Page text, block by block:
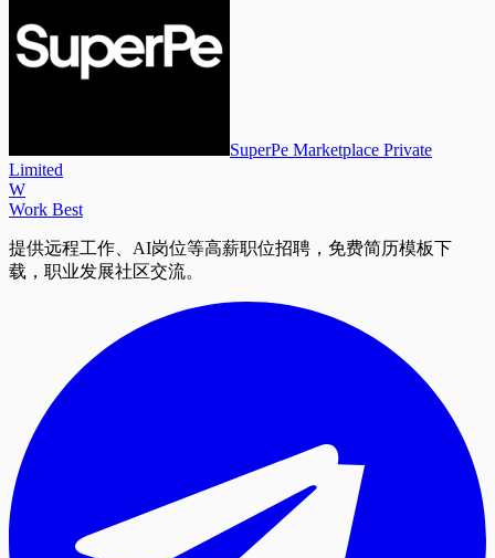
SuperPe Marketplace Private
Limited
W
Work Best
提供远程工作、AI岗位等高薪职位招聘，免费简历模板下
载，职业发展社区交流。